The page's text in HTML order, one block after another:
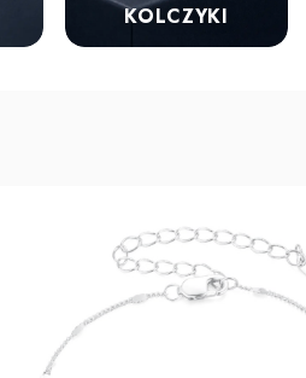
KOLCZYKI